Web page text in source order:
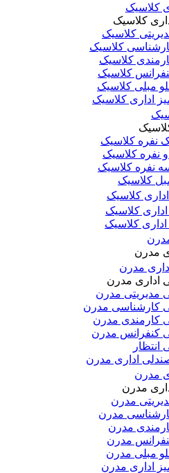
کلاسیک
کلاسیک
کلاسیک
کلاسیک
کلاسیک
کلاسیک
مبلی کلاسیک
اداری کلاسیک
نفره کلاسیک
نفره کلاسیک
نفره کلاسیک
کلاسیک
اداری کلاسیک
اداری کلاسیک
کلاسیک
مدرن
مدرن
اداری مدرن
مدیریتی مدرن
کارشناسی مدرن
کارمندی مدرن
کنفرانس مدرن
انتظار
اداری مدرن
مدرن
مدرن
مدرن
مدرن
مدرن
مدرن
مبلی مدرن
اداری مدرن